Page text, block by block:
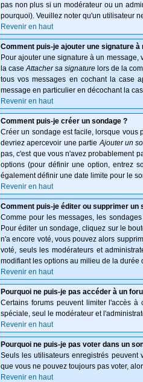
pas non plus si un modérateur ou un
pourquoi). Veuillez noter qu'un utilisateur
Revenir en haut
Comment puis-je ajouter une signature à
Pour ajouter une signature à un
la caseAttacher sa signature lors de la
tous vos messages en cochant la case
message en particulier en décochant la
Revenir en haut
Comment puis-je créer un sondage ?
Créer un sondage est facile, lorsque vous
devriez apercevoir une partieAjouter un
pas, c'est que vous n'avez probablement
options (pour définir une option, entrez
également définir une date limite pour le
Revenir en haut
Comment puis-je éditer ou supprimer un
Comme pour les messages, les
Pour éditer un sondage, cliquez sur le
n'a encore voté, vous pouvez alors
voté, seuls les modérateurs et
modifiant les options au milieu de la durée
Revenir en haut
Pourquoi ne puis-je pas accéder à un
Certains forums peuvent limiter l'accès
spéciale, seul le modérateur et
Revenir en haut
Pourquoi ne puis-je pas voter dans un
Seuls les utilisateurs enregistrés peuvent
que vous ne pouvez toujours pas voter,
Revenir en haut